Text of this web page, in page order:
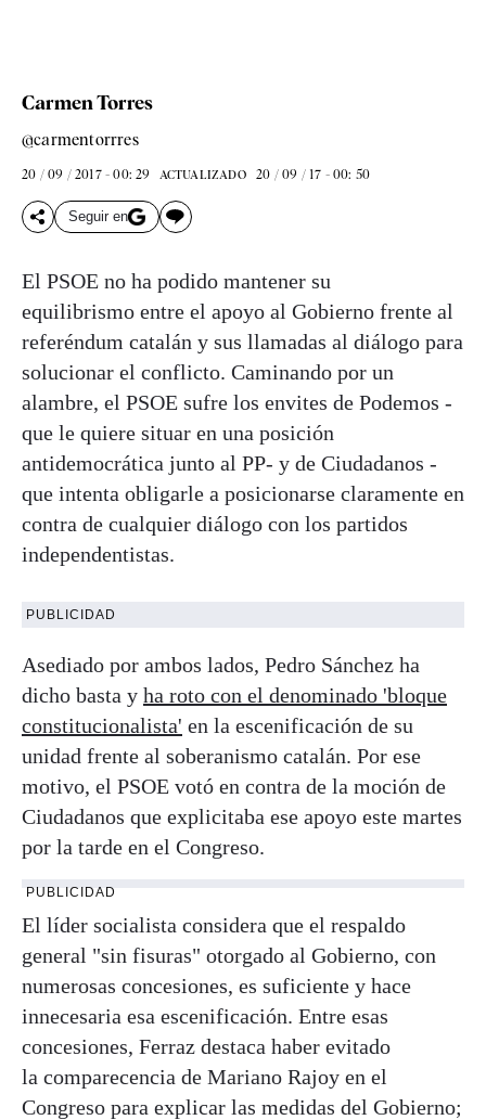
Carmen Torres
@carmentorrres
20 / 09 / 2017 - 00: 29 ACTUALIZADO 20 / 09 / 17 - 00: 50
Seguir en
El PSOE no ha podido mantener su
equilibrismo entre el apoyo al Gobierno frente al
referéndum catalán y sus llamadas al diálogo para
solucionar el conflicto. Caminando por un
alambre, el PSOE sufre los envites de Podemos -
que le quiere situar en una posición
antidemocrática junto al PP- y de Ciudadanos -
que intenta obligarle a posicionarse claramente en
contra de cualquier diálogo con los partidos
independentistas.
PUBLICIDAD
Asediado por ambos lados, Pedro Sánchez ha
dicho basta y ha roto con el denominado 'bloque
constitucionalista' en la escenificación de su
unidad frente al soberanismo catalán. Por ese
motivo, el PSOE votó en contra de la moción de
Ciudadanos que explicitaba ese apoyo este martes
por la tarde en el Congreso.
PUBLICIDAD
El líder socialista considera que el respaldo
general "sin fisuras" otorgado al Gobierno, con
numerosas concesiones, es suficiente y hace
innecesaria esa escenificación. Entre esas
concesiones, Ferraz destaca haber evitado
la comparecencia de Mariano Rajoy en el
Congreso para explicar las medidas del Gobierno;